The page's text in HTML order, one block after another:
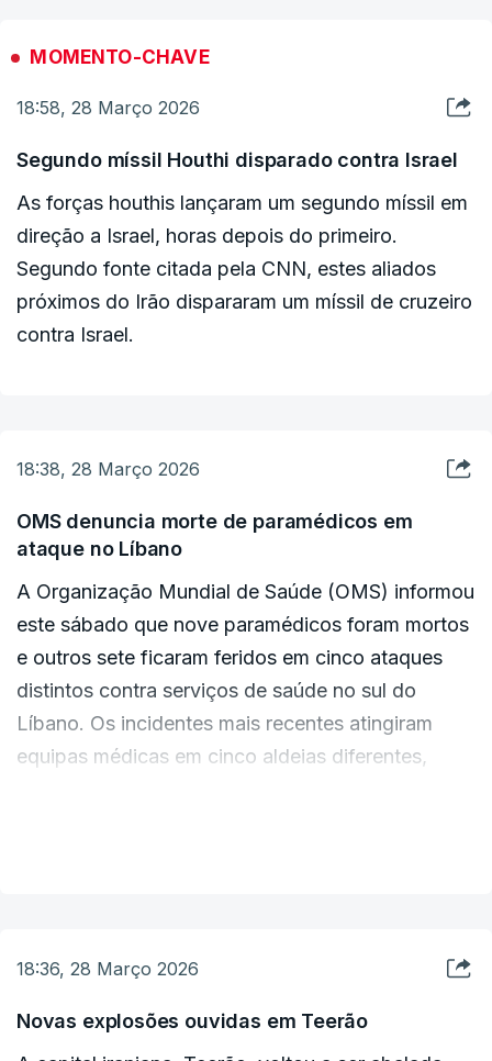
profissional.
MOMENTO-CHAVE
18:58, 28 Março 2026
Segundo míssil Houthi disparado contra Israel
As forças houthis lançaram um segundo míssil em
direção a Israel, horas depois do primeiro.
Segundo fonte citada pela CNN, estes aliados
próximos do Irão dispararam um míssil de cruzeiro
contra Israel.
18:38, 28 Março 2026
OMS denuncia morte de paramédicos em
ataque no Líbano
A Organização Mundial de Saúde (OMS) informou
este sábado que nove paramédicos foram mortos
e outros sete ficaram feridos em cinco ataques
distintos contra serviços de saúde no sul do
Líbano. Os incidentes mais recentes atingiram
equipas médicas em cinco aldeias diferentes,
in the strikes.
March has been the second most deadly month for health
18:36, 28 Março 2026
Novas explosões ouvidas em Teerão